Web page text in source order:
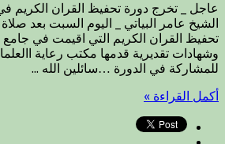
_
تخرج
دورة
تحفيظ
القران
في
جامع
ام
عاجل _ تخرج دورة تحفيظ القران الكريم
الشيخ عامر البياتي _ اليوم السبت بعد
تحفيظ القران الكريم التي اقيمت في جامع
وشهادات تقديرية قدمها مكتب رعاية
للمشاركة في الدورة …سائلين الله ...
أكمل القراءة »